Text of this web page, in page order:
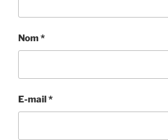
Nom*
E-mail*